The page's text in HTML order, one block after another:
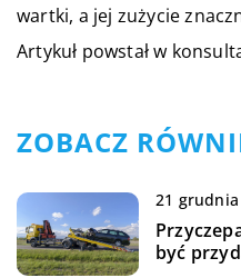
wartki, a jej zużycie
Artykuł powstał w
ZOBACZ
21 grudnia
być